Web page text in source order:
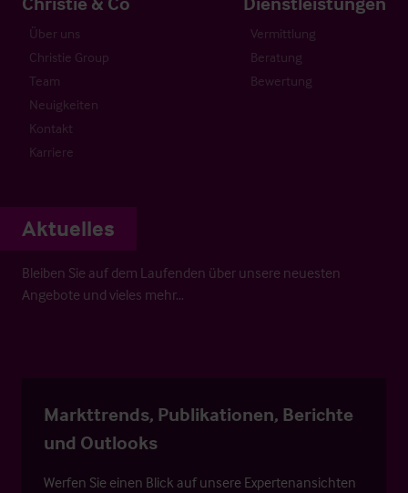
Über uns
Christie Group
Team
Neuigkeiten
Kontakt
Karriere
Vermittlung
Beratung
Bewertung
Aktuelles
Bleiben Sie auf dem Laufenden über unsere neuesten
Angebote und vieles mehr…
Markttrends, Publikationen, Berichte
und Outlooks
Werfen Sie einen Blick auf unsere Expertenansichten